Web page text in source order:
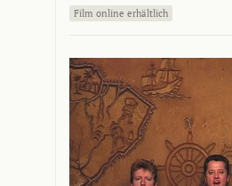
Film online erhältlich